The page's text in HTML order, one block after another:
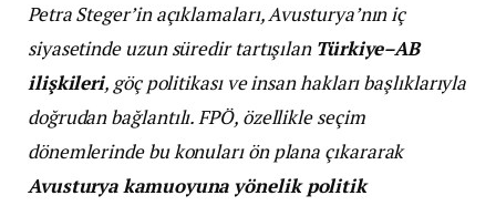
Petra Steger’in açıklamaları, Avusturya’nın iç
siyasetinde uzun süredir tartışılan Türkiye–AB
ilişkileri, göç politikası ve insan hakları başlıklarıyla
doğrudan bağlantılı. FPÖ, özellikle seçim
dönemlerinde bu konuları ön plana çıkararak
Avusturya kamuoyuna yönelik politik